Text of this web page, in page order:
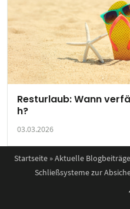
Resturlaub: Wann
h?
03.03.2026
Startseite »Aktuelle
Schließsysteme zur